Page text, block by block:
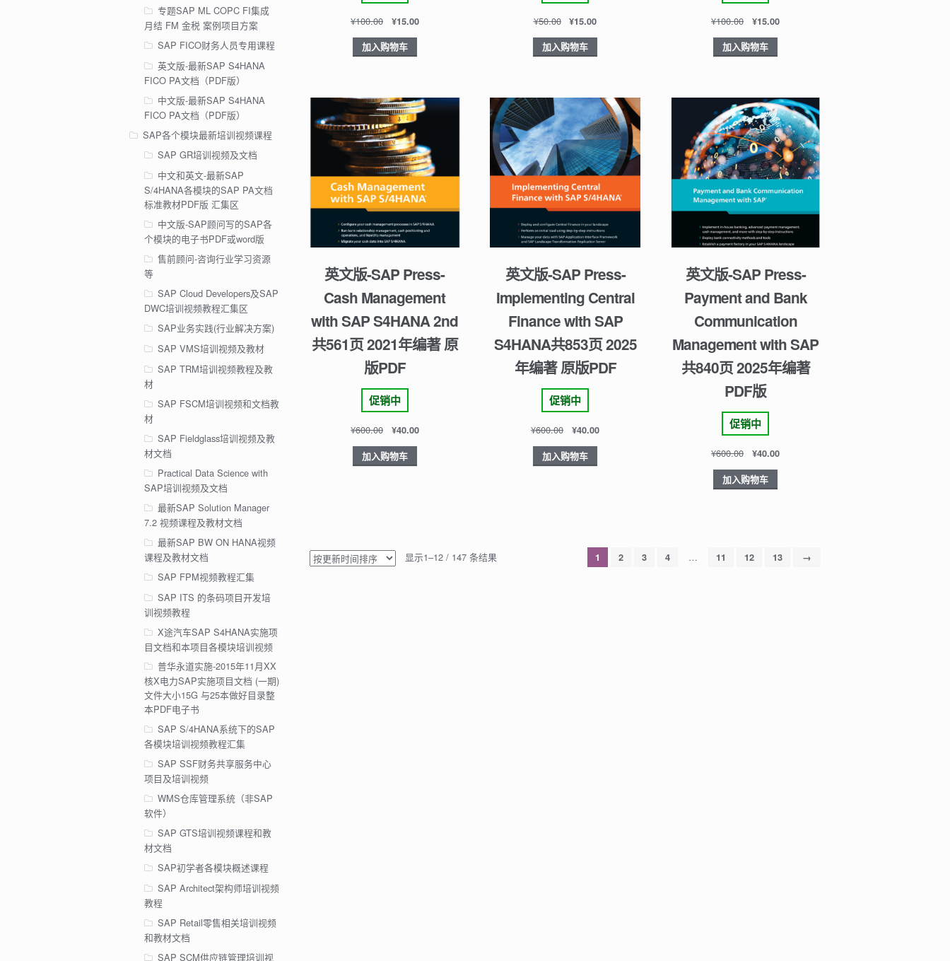
¥100.00 ¥15.00
加入购物车
¥50.00 ¥15.00
加入购物车
¥100.00 ¥15.00
加入购物车
英文版-SAP Press-
Cash Management
with SAP S4HANA 2nd
共561页 2021年编著 原
版PDF
促销中
¥600.00 ¥40.00
加入购物车
英文版-SAP Press-
Implementing Central
Finance with SAP
S4HANA共853页 2025
年编著 原版PDF
促销中
¥600.00 ¥40.00
加入购物车
英文版-SAP Press-
Payment and Bank
Communication
Management with SAP
共840页 2025年编著
PDF版
促销中
¥600.00 ¥40.00
加入购物车
显示1–12 / 147 条结果 1 2 3 4 … 11 12 13 →
专题SAP ML COPC FI集成
月结 FM 金税 案例项目方案
SAP FICO财务人员专用课程
英文版-最新SAP S4HANA
FICO PA文档（PDF版）
中文版-最新SAP S4HANA
FICO PA文档（PDF版）
SAP各个模块最新培训视频课程
SAP GR培训视频及文档
中文和英文-最新SAP
S/4HANA各模块的SAP PA文档
标准教材PDF版 汇集区
中文版-SAP顾问写的SAP各
个模块的电子书PDF或word版
售前顾问-咨询行业学习资源
等
SAP Cloud Developers及SAP
DWC培训视频教程汇集区
SAP业务实践(行业解决方案)
SAP VMS培训视频及教材
SAP TRM培训视频教程及教
材
SAP FSCM培训视频和文档教
材
SAP Fieldglass培训视频及教
材文档
Practical Data Science with
SAP培训视频及文档
最新SAP Solution Manager
7.2 视频课程及教材文档
最新SAP BW ON HANA视频
课程及教材文档
SAP FPM视频教程汇集
SAP ITS 的条码项目开发培
训视频教程
X途汽车SAP S4HANA实施项
目文档和本项目各模块培训视频
普华永道实施-2015年11月XX
核X电力SAP实施项目文档 (一期)
文件大小15G 与25本做好目录整
本PDF电子书
SAP S/4HANA系统下的SAP
各模块培训视频教程汇集
SAP SSF财务共享服务中心
项目及培训视频
WMS仓库管理系统（非SAP
软件）
SAP GTS培训视频课程和教
材文档
SAP初学者各模块概述课程
SAP Architect架构师培训视频
教程
SAP Retail零售相关培训视频
和教材文档
SAP SCM供应链管理培训视